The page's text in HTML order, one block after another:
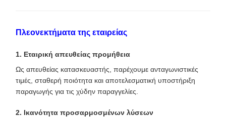
Πλεονεκτήματα της εταιρείας
1. Εταιρική απευθείας προμήθεια
Ως απευθείας κατασκευαστής, παρέχουμε ανταγωνιστικές
τιμές, σταθερή ποιότητα και αποτελεσματική υποστήριξη
παραγωγής για τις χύδην παραγγελίες.
2. Ικανότητα προσαρμοσμένων λύσεων